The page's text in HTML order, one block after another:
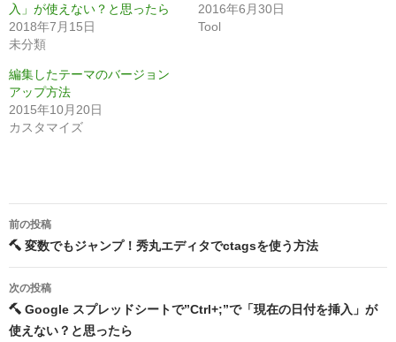
入」が使えない？と思ったら
2018年7月15日
未分類
2016年6月30日
Tool
編集したテーマのバージョン
アップ方法
2015年10月20日
カスタマイズ
投
稿
ナ
ビ
ゲ
前の投稿
変数でもジャンプ！秀丸エディタでctagsを使う方法
次の投稿
Google スプレッドシートで”Ctrl+;”で「現在の日付を挿入」が
使えない？と思ったら